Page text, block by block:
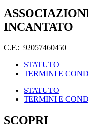
INCANTATO
C.F.: 92057460450
STATUTO
TERMINI E
STATUTO
TERMINI E
SCOPRI